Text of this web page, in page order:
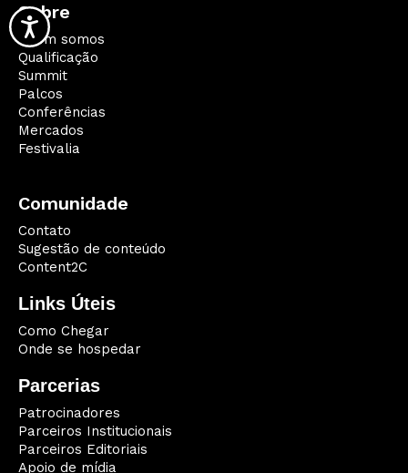
Sobre
Quem somos
Qualificação
Summit
Palcos
Conferências
Mercados
Festivalia
Comunidade
Contato
Sugestão de conteúdo
Content2C
Links Úteis
Como Chegar
Onde se hospedar
Parcerias
Patrocinadores
Parceiros Institucionais
Parceiros Editoriais
Apoio de mídia